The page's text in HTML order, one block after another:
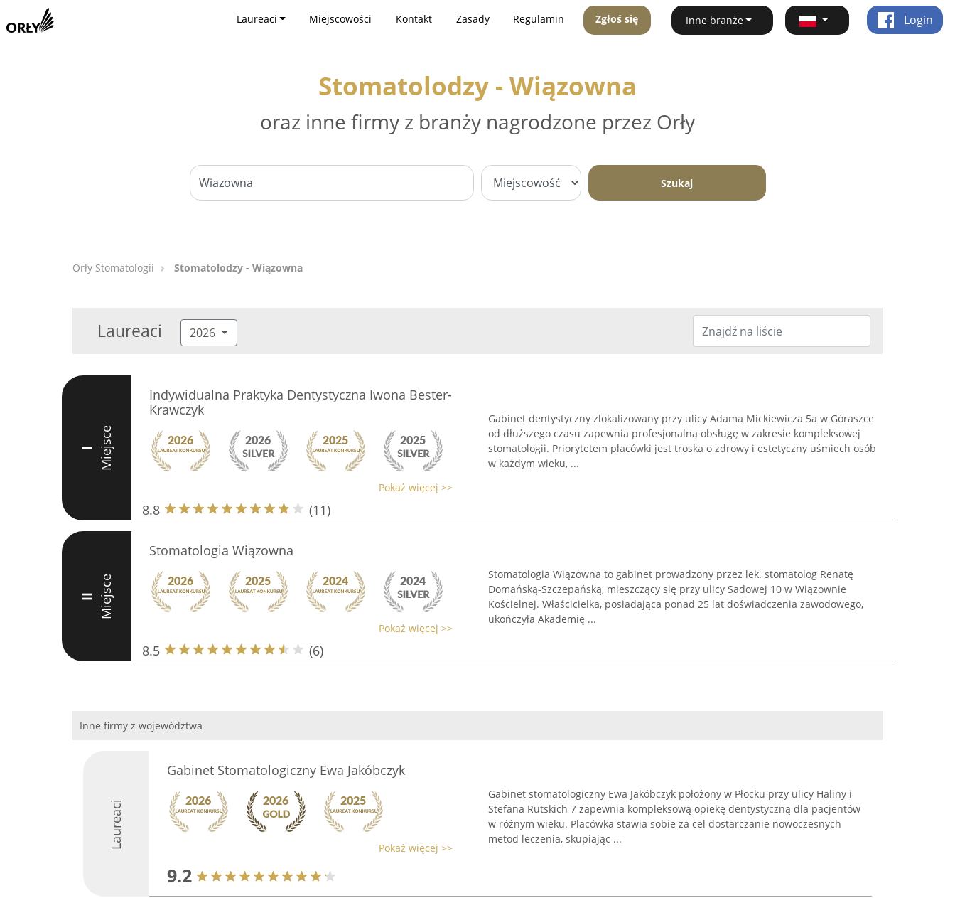
Laureaci Miejscowości Kontakt Zasady Regulamin Zgłoś się Inne branże Login
Stomatolodzy - Wiązowna
oraz inne firmy z branży nagrodzone przez Orły
Szukaj
Orły Stomatologii Stomatolodzy - Wiązowna
Laureaci 2026
I Miejsce
Indywidualna Praktyka Dentystyczna Iwona Bester-
Krawczyk
Pokaż więcej >>
8.8 (11)
Gabinet dentystyczny zlokalizowany przy ulicy Adama Mickiewicza 5a w Góraszce
od dłuższego czasu zapewnia profesjonalną obsługę w zakresie kompleksowej
stomatologii. Priorytetem placówki jest troska o zdrowy i estetyczny uśmiech osób
w każdym wieku, ...
II Miejsce
Stomatologia Wiązowna
Pokaż więcej >>
8.5 (6)
Stomatologia Wiązowna to gabinet prowadzony przez lek. stomatolog Renatę
Domańską-Szczepańską, mieszczący się przy ulicy Sadowej 10 w Wiązownie
Kościelnej. Właścicielka, posiadająca ponad 25 lat doświadczenia zawodowego,
ukończyła Akademię ...
Inne firmy z województwa
Laureaci
Gabinet Stomatologiczny Ewa Jakóbczyk
Pokaż więcej >>
9.2
Gabinet stomatologiczny Ewa Jakóbczyk położony w Płocku przy ulicy Haliny i
Stefana Rutskich 7 zapewnia kompleksową opiekę dentystyczną dla pacjentów
w różnym wieku. Placówka stawia sobie za cel dostarczanie nowoczesnych
metod leczenia, skupiając ...